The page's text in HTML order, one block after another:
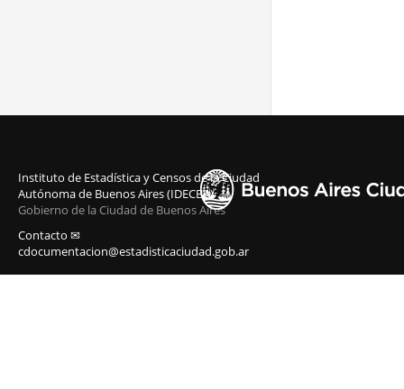
Instituto de Estadística y Censos de la Ciudad
Autónoma de Buenos Aires (IDECBA)
Gobierno de la Ciudad de Buenos Aires
Contacto ✉
cdocumentacion@estadisticaciudad.gob.ar